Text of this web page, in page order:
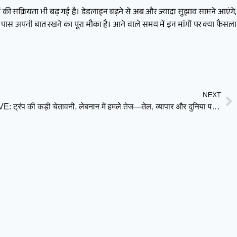
सक्रियता भी बढ़ गई है। डेडलाइन बढ़ने से अब और ज्यादा सुझाव सामने आएंगे,
अपनी बात रखने का पूरा मौका है। आने वाले समय में इन मांगों पर क्या फैसला
NEXT
ईरान युद्ध LIVE: ट्रंप की कड़ी चेतावनी, लेबनान में हमले तेज—तेल, व्यापार और दुनिया पर बढ़ता असर